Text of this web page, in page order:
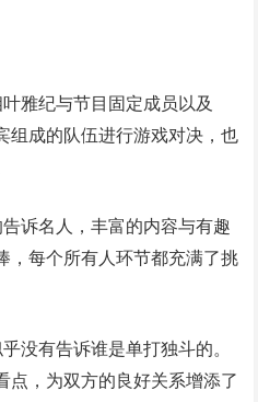
雅纪与节目固定成员以及
组成的队伍进行游戏对决，也
诉名人，丰富的内容与有趣
，每个所有人环节都充满了挑
没有告诉谁是单打独斗的。
点，为双方的良好关系增添了